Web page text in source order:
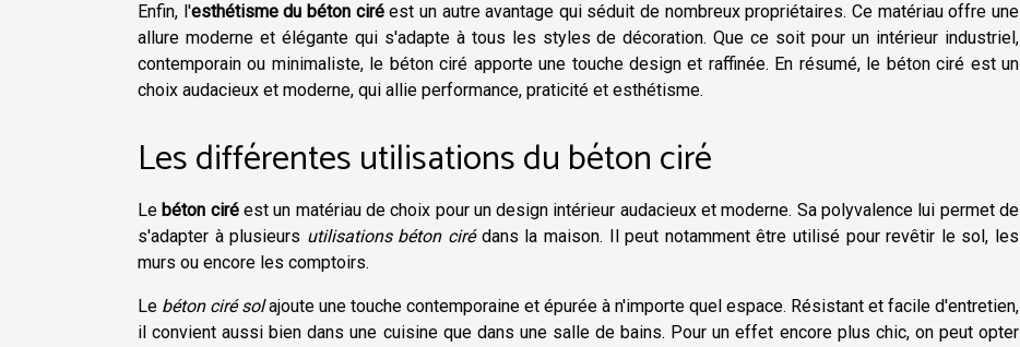
Enfin, l'esthétisme du béton ciréest un autre avantage qui séduit de nombreux propriétaires. Ce matériau offre une
allure moderne et élégante qui s'adapte à tous les styles de décoration. Que ce soit pour un intérieur industriel,
contemporain ou minimaliste, le béton ciré apporte une touche design et raffinée. En résumé, le béton ciré est un
choix audacieux et moderne, qui allie performance, praticité et esthétisme.
Les différentes utilisations du béton ciré
Le béton ciréest un matériau de choix pour un design intérieur audacieux et moderne. Sa polyvalence lui permet de
s'adapter à plusieurs utilisations béton cirédans la maison. Il peut notamment être utilisé pour revêtir le sol, les
murs ou encore les comptoirs.
Le béton ciré solajoute une touche contemporaine et épurée à n'importe quel espace. Résistant et facile d'entretien,
il convient aussi bien dans une cuisine que dans une salle de bains. Pour un effet encore plus chic, on peut opter